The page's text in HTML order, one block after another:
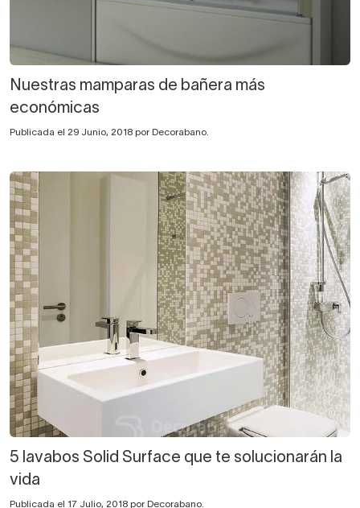
Nuestras mamparas de bañera más
económicas
Publicada el 29 Junio, 2018 por Decorabano.
5 lavabos Solid Surface que te solucionarán la
vida
Publicada el 17 Julio, 2018 por Decorabano.